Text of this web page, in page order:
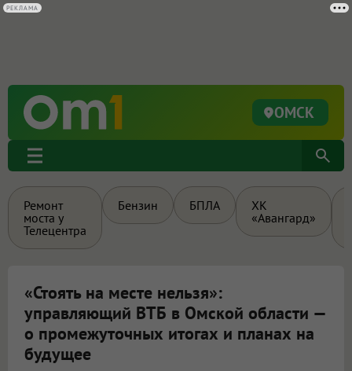
ОМСК
Ремонт
моста у
Телецентра
Бензин БПЛА
ХК
«Авангард»
«Стоять на месте нельзя»:
управляющий ВТБ в Омской области —
о промежуточных итогах и планах на
будущее